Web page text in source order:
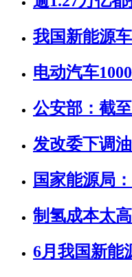
我国新能源
电动汽车
公安部：截
发改委下调
国家能源局
制氢成本太
6月我国新能